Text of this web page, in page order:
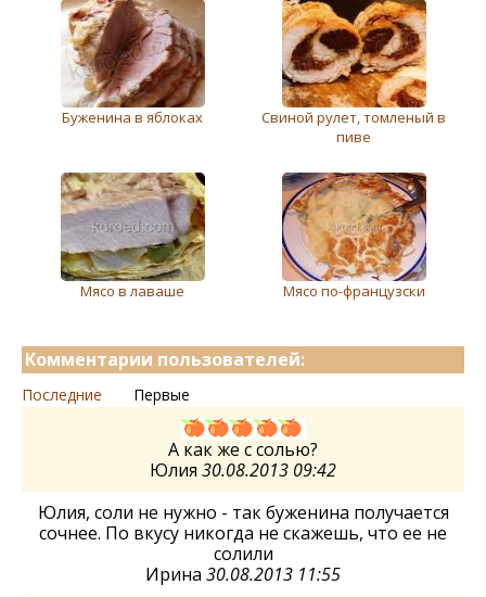
Буженина в яблоках
Свиной рулет, томленый в
пиве
Мясо в лаваше Мясо по-французски
Комментарии пользователей:
Последние Первые
А как же с солью?
Юлия 30.08.2013 09:42
Юлия, соли не нужно - так буженина получается
сочнее. По вкусу никогда не скажешь, что ее не
солили
Ирина 30.08.2013 11:55